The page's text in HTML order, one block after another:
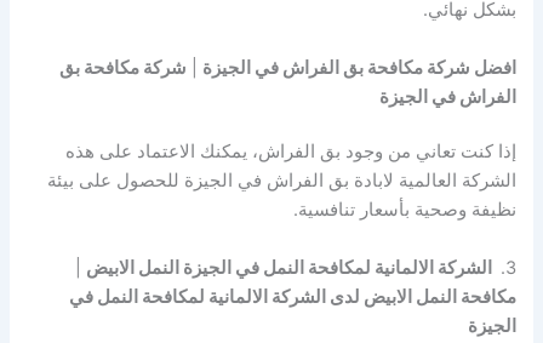
بشكل نهائي.
افضل شركة مكافحة بق الفراش في الجيزة
شركة مكافحة بق
الفراش في الجيزة
إذا كنت تعاني من وجود بق الفراش، يمكنك الاعتماد على هذه
الشركة العالمية لابادة بق الفراش في الجيزة للحصول على بيئة
نظيفة وصحية بأسعار تنافسية.
3. الشركة الالمانية لمكافحة النمل في الجيزة النمل الابيض
مكافحة النمل الابيض لدى الشركة الالمانية لمكافحة النمل في
الجيزة